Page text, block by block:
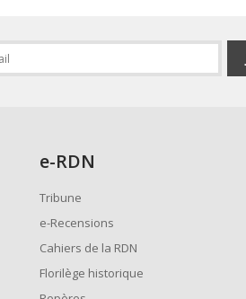
e-RDN
Tribune
e-Recensions
Cahiers de la RDN
Florilège historique